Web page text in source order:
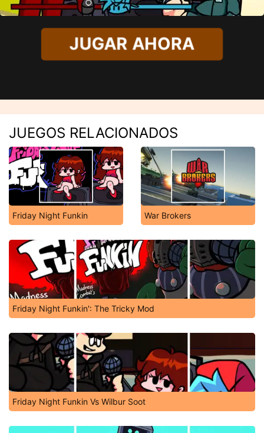
JUGAR AHORA
JUEGOS RELACIONADOS
Friday Night Funkin War Brokers
Friday Night Funkin': The Tricky Mod
Friday Night Funkin Vs Wilbur Soot